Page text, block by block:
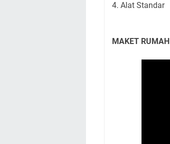
4. Alat Standar
MAKET RUMAH